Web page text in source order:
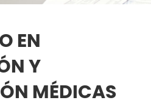
EN
Y
MÉDICAS